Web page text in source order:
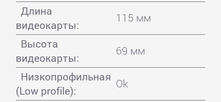
Длина
видеокарты:
115 мм
Высота
видеокарты:
69 мм
Низкопрофильная
(Low profile):
Ok